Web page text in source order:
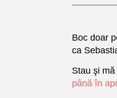
Boc doar
ca
Stau şi
până în